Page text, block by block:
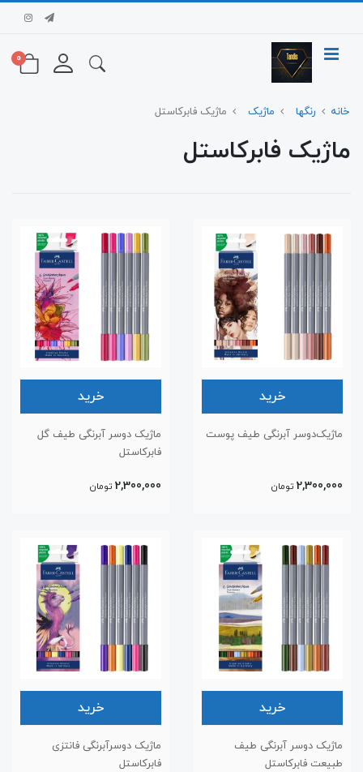
0
خانه رنگها ماژیک ماژیک فابرکاستل
ماژیک فابرکاستل
خرید
ماژیک‌دوسر آبرنگی طیف پوست
2,300,000 تومان
خرید
ماژیک دوسر آبرنگی طیف گل
فابرکاستل
2,300,000 تومان
خرید
ماژیک دوسر آبرنگی طیف
طبیعت فابرکاستل
خرید
ماژیک دوسرآبرنگی فانتزی
فابرکاستل